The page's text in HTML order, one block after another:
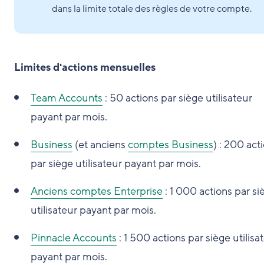
dans la limite totale des règles de votre compte.
Limites d'actions mensuelles
Team Accounts : 50 actions par siège utilisateur
payant par mois.
Business (et anciens comptes Business) : 200
par siège utilisateur payant par mois.
Anciens comptes Enterprise : 1 000 actions par
utilisateur payant par mois.
Pinnacle Accounts : 1 500 actions par siège
payant par mois.